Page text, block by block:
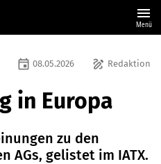
menu
Menü
draw Redaktion
event 08.05.2026
in Europa
zu den
AGs, gelistet im IATX.